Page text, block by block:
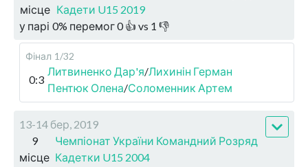
місце Кадети U15 2019
у парі 0% перемог0👍 vs 1 👎
Фінал 1/32
0:3
Литвиненко Дар'я/Лихинін Герман
Пентюк Олена/Соломенник Артем
13-14 бер, 2019
9
місце
Чемпіонат України Командний Розряд
Кадетки U15 2004